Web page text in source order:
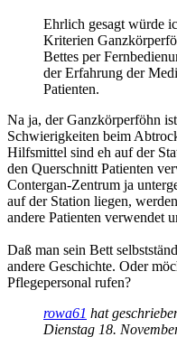
Ehrlich gesagt würde
Kriterien
Bettes per
der Erfahrung der
Patienten.
Na ja, der Ganzkörperföhn
Schwierigkeiten beim
Hilfsmittel sind eh auf der
den Querschnitt Patienten
Contergan-Zentrum ja
auf der Station liegen,
andere Patienten verwendet
Daß man sein Bett
andere Geschichte. Oder
Pflegepersonal rufen?
rowa61 hat
Dienstag 18.